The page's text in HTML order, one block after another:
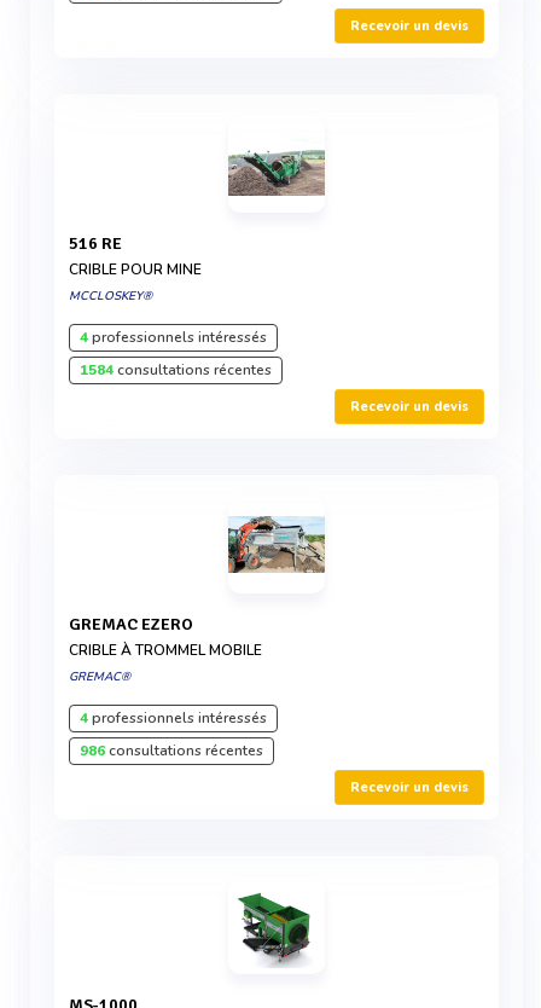
Recevoir un devis
516 RE
CRIBLE POUR MINE
MCCLOSKEY®
4professionnels intéressés
1584consultations récentes
Recevoir un devis
GREMAC EZERO
CRIBLE À TROMMEL MOBILE
GREMAC®
4professionnels intéressés
986consultations récentes
Recevoir un devis